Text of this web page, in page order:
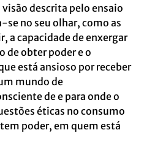
descrita pelo ensaio
no seu olhar, como as
a capacidade de enxergar
de obter poder e o
está ansioso por receber
mundo de
de e para onde o
éticas no consumo
poder, em quem está